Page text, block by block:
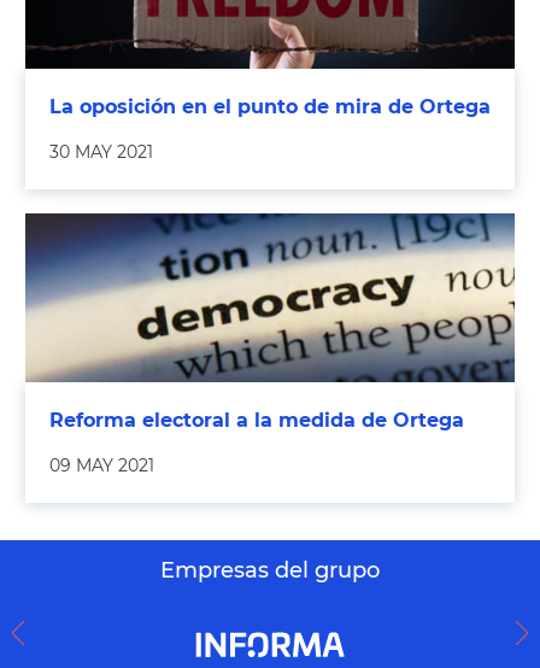
La oposición en el punto de mira de Ortega
30 MAY 2021
Reforma electoral a la medida de Ortega
09 MAY 2021
Empresas del grupo